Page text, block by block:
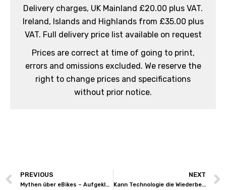
Delivery charges, UK Mainland £20.00 plus VAT.
Ireland, Islands and Highlands from £35.00 plus
VAT. Full delivery price list available on request
Prices are correct at time of going to print,
errors and omissions excluded. We reserve the
right to change prices and specifications
without prior notice.
PREVIOUS
Mythen über eBikes – Aufgeklärt!
NEXT
Kann Technologie die Wiederbeschaffungsrate für gestohlene E-Bikes erhöhen?